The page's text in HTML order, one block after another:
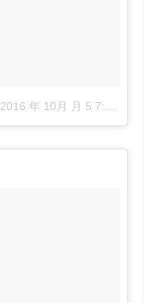
2016 年 10月 月 5 7:22下午 PDT